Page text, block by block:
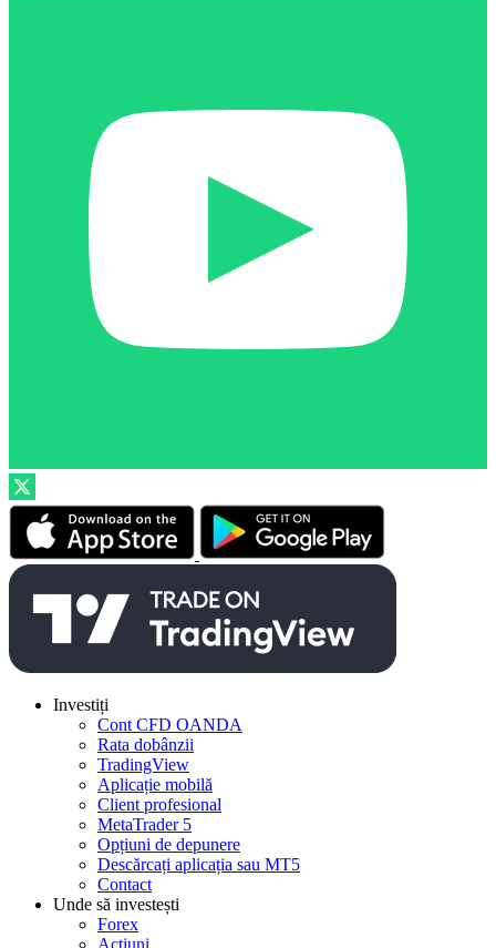
Investiți
Cont CFD OANDA
Rata dobânzii
TradingView
Aplicație mobilă
Client profesional
MetaTrader 5
Opțiuni de depunere
Descărcați aplicația sau MT5
Contact
Unde să investești
Forex